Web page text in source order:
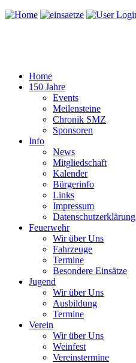
Home
150 Jahre
Events
Meilensteine
Chronik SMZ
Sponsoren
Info
News
Mitgliedschaft
Kalender
Bürgerinfo
Links
Impressum
Datenschutzerklärung
Feuerwehr
Wir über Uns
Fahrzeuge
Termine
Besondere Einsätze
Jugend
Wir über Uns
Ausbildung
Termine
Verein
Wir über Uns
Weinfest
Vereinstermine